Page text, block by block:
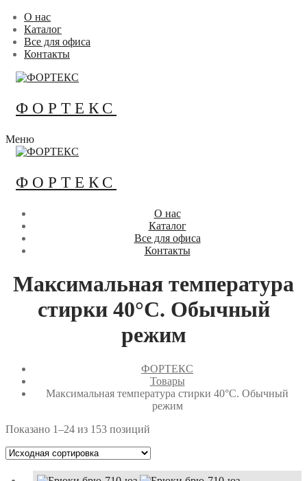
Перейти
содержимому
Меню
Закрыть
О нас
Каталог
Все для офиса
Контакты
ФОРТЕКС
Меню
ФОРТЕКС
О нас
Каталог
Все для офиса
Контакты
Максимальная температура
стирки 40°С. Обычный
режим
ФОРТЕКС
Товары
Максимальная температура стирки 40°С. Обычный
режим
Показано 1–24 из 153 позиций